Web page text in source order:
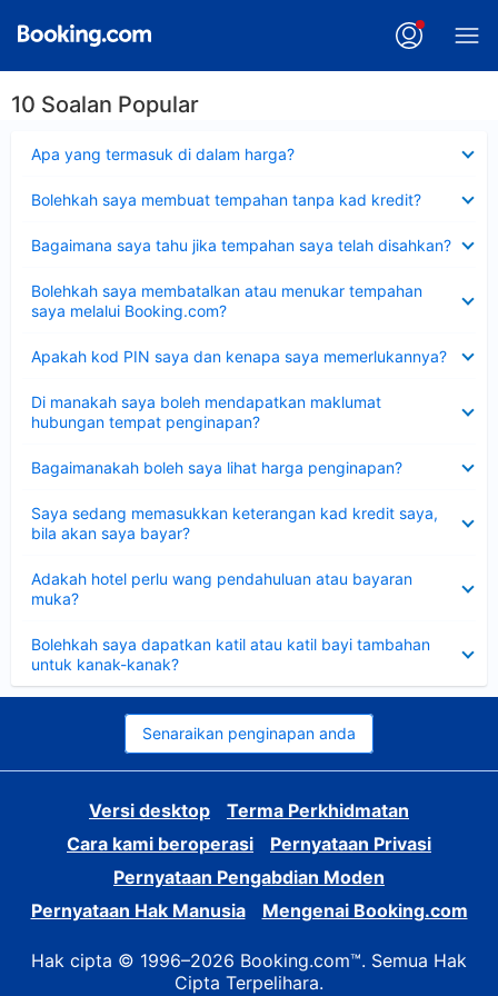
10 Soalan Popular
Apa yang termasuk di dalam harga?
Bolehkah saya membuat tempahan tanpa kad kredit?
Bagaimana saya tahu jika tempahan saya telah disahkan?
Bolehkah saya membatalkan atau menukar tempahan
saya melalui Booking.com?
Apakah kod PIN saya dan kenapa saya memerlukannya?
Di manakah saya boleh mendapatkan maklumat
hubungan tempat penginapan?
Bagaimanakah boleh saya lihat harga penginapan?
Saya sedang memasukkan keterangan kad kredit saya,
bila akan saya bayar?
Adakah hotel perlu wang pendahuluan atau bayaran
muka?
Bolehkah saya dapatkan katil atau katil bayi tambahan
untuk kanak-kanak?
Senaraikan penginapan anda
Versi desktop
Terma Perkhidmatan
Cara kami beroperasi
Pernyataan Privasi
Pernyataan Pengabdian Moden
Pernyataan Hak Manusia
Mengenai Booking.com
Hak cipta © 1996–2026 Booking.com™. Semua Hak
Cipta Terpelihara.